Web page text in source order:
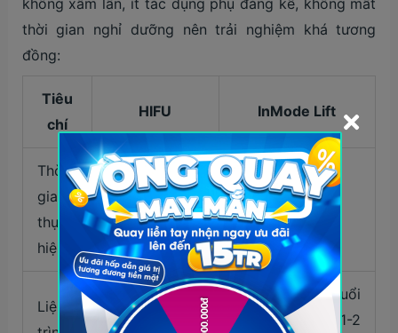
thời gian nghỉ dưỡng nên trải nghiệm khá tương
đồng:
Tiêu
chí
HIFU InMode Lift
Thời
gian
thực
hiện
30-90 phút 30-60 phút
Liệu
1-2 buổi/năm,
3-6 buổi, mỗi buổi
cách nhau 1-2